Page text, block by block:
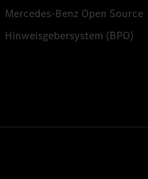
Mercedes-Benz Open Source
Hinweisgebersystem (BPO)